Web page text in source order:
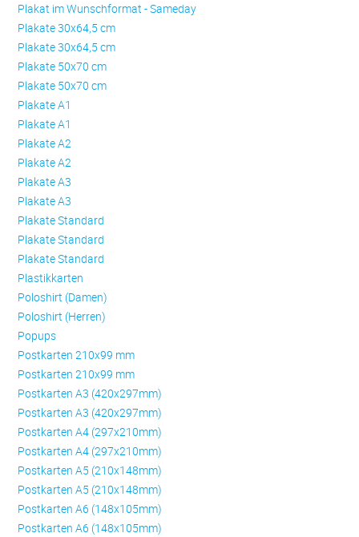
Plakat im Wunschformat - Sameday
Plakate 30x64,5 cm
Plakate 30x64,5 cm
Plakate 50x70 cm
Plakate 50x70 cm
Plakate A1
Plakate A1
Plakate A2
Plakate A2
Plakate A3
Plakate A3
Plakate Standard
Plakate Standard
Plakate Standard
Plastikkarten
Poloshirt (Damen)
Poloshirt (Herren)
Popups
Postkarten 210x99 mm
Postkarten 210x99 mm
Postkarten A3 (420x297mm)
Postkarten A3 (420x297mm)
Postkarten A4 (297x210mm)
Postkarten A4 (297x210mm)
Postkarten A5 (210x148mm)
Postkarten A5 (210x148mm)
Postkarten A6 (148x105mm)
Postkarten A6 (148x105mm)